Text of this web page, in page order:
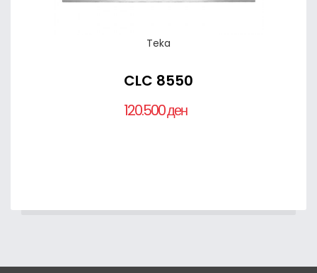
Teka
CLC 8550
120.500 ден